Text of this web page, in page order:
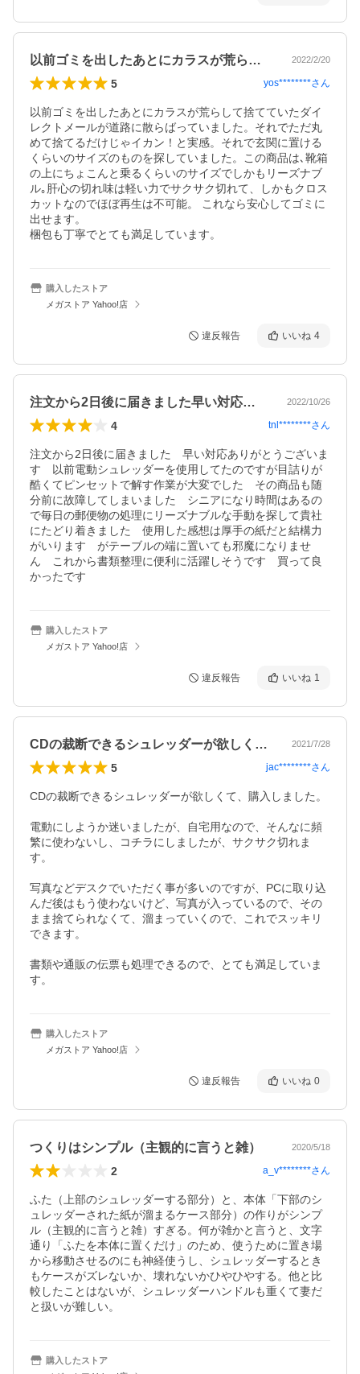
以前ゴミを出したあとにカラスが荒らして… 2022/2/20
5 yos********さん
以前ゴミを出したあとにカラスが荒らして捨てていたダイ
レクトメールが道路に散らばっていました。それでただ丸
めて捨てるだけじゃイカン！と実感。それで玄関に置ける
くらいのサイズのものを探していました。この商品は､靴箱
の上にちょこんと乗るくらいのサイズでしかもリーズナブ
ル｡肝心の切れ味は軽い力でサクサク切れて、しかもクロス
カットなのでほぼ再生は不可能。 これなら安心してゴミに
出せます。
梱包も丁寧でとても満足しています。
購入したストア
メガストア Yahoo!店
違反報告 いいね 4
注文から2日後に届きました早い対応あり… 2022/10/26
4 tnl********さん
注文から2日後に届きました　早い対応ありがとうございま
す　以前電動シュレッダーを使用してたのですが目詰りが
酷くてピンセットで解す作業が大変でした　その商品も随
分前に故障してしまいました　シニアになり時間はあるの
で毎日の郵便物の処理にリーズナブルな手動を探して貴社
にたどり着きました　使用した感想は厚手の紙だと結構力
がいります　がテーブルの端に置いても邪魔になりませ
ん　これから書類整理に便利に活躍しそうです　買って良
かったです
購入したストア
メガストア Yahoo!店
違反報告 いいね 1
CDの裁断できるシュレッダーが欲しくて… 2021/7/28
5 jac********さん
CDの裁断できるシュレッダーが欲しくて、購入しました。
電動にしようか迷いましたが、自宅用なので、そんなに頻
繁に使わないし、コチラにしましたが、サクサク切れま
す。
写真などデスクでいただく事が多いのですが、PCに取り込
んだ後はもう使わないけど、写真が入っているので、その
まま捨てられなくて、溜まっていくので、これでスッキリ
できます。
書類や通販の伝票も処理できるので、とても満足していま
す。
購入したストア
メガストア Yahoo!店
違反報告 いいね 0
つくりはシンプル（主観的に言うと雑） 2020/5/18
2 a_v********さん
ふた（上部のシュレッダーする部分）と、本体「下部のシ
ュレッダーされた紙が溜まるケース部分）の作りがシンプ
ル（主観的に言うと雑）すぎる。何が雑かと言うと、文字
通り「ふたを本体に置くだけ」のため、使うために置き場
から移動させるのにも神経使うし、シュレッダーするとき
もケースがズレないか、壊れないかひやひやする。他と比
較したことはないが、シュレッダーハンドルも重くて妻だ
と扱いが難しい。
購入したストア